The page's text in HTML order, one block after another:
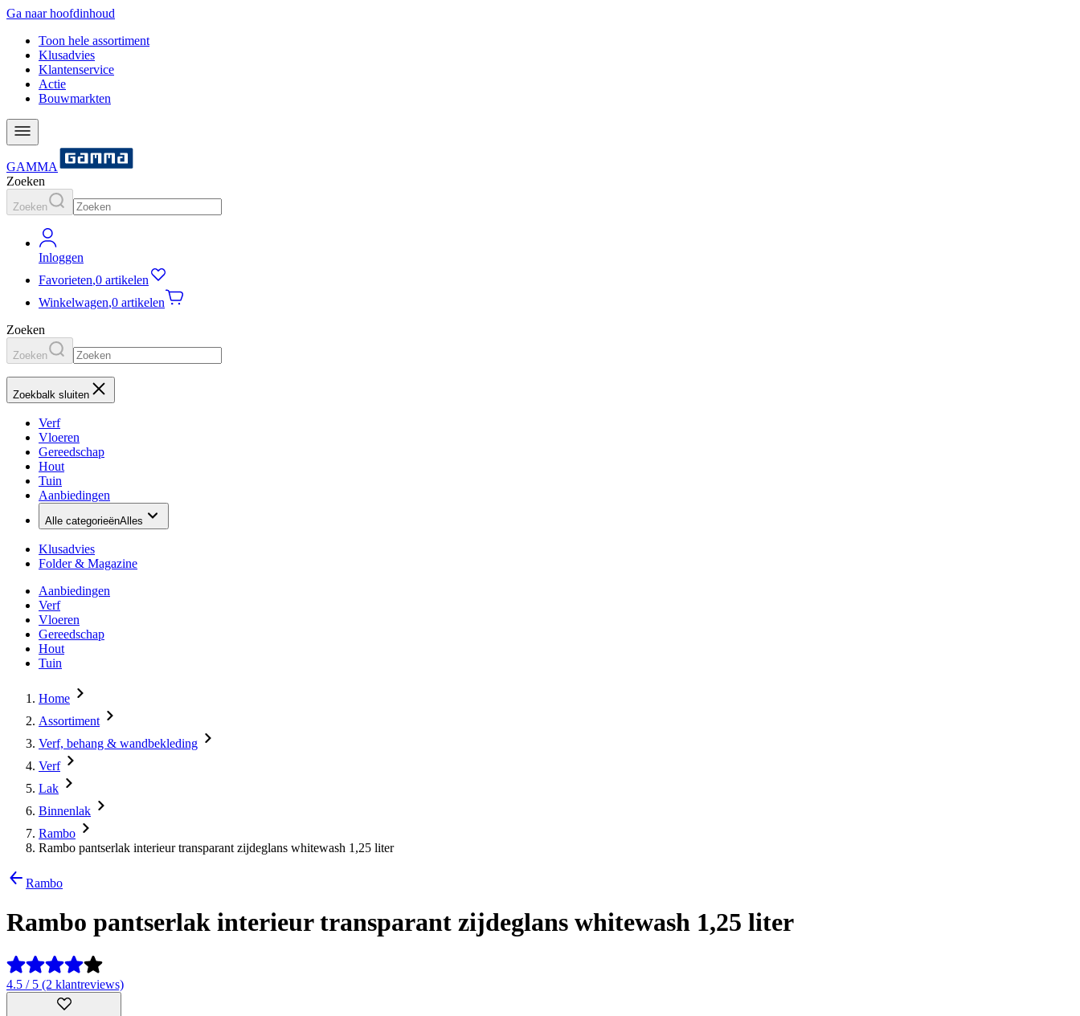
Ga naar hoofdinhoud
Toon hele assortiment
Klusadvies
Klantenservice
Actie
Bouwmarkten
GAMMA
Zoeken
Zoeken
Inloggen
Favorieten,0 artikelen
Winkelwagen,0 artikelen
Zoeken
Zoeken
Zoekbalk sluiten
Verf
Vloeren
Gereedschap
Hout
Tuin
Aanbiedingen
Alle categorieënAlles
Klusadvies
Folder & Magazine
Aanbiedingen
Verf
Vloeren
Gereedschap
Hout
Tuin
Home
Assortiment
Verf, behang & wandbekleding
Verf
Lak
Binnenlak
Rambo
Rambo pantserlak interieur transparant zijdeglans whitewash 1,25 liter
Rambo
Rambo pantserlak interieur transparant zijdeglans whitewash 1,25 liter
4.5 / 5 (2 klantreviews)